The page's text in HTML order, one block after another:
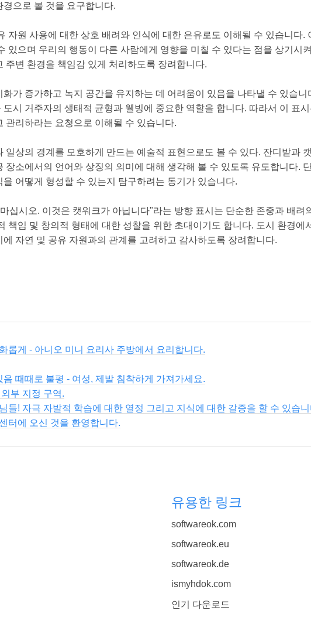
으로 볼 것을 요구합니다.
자원 사용에 대한 상호 배려와 인식에 대한 은유로도 이해될 수 있습니다.
있으며 우리의 행동이 다른 사람에게 영향을 미칠 수 있다는 점을 상기시
주변 환경을 책임감 있게 처리하도록 장려합니다.
가 증가하고 녹지 공간을 유지하는 데 어려움이 있음을 나타낼 수 있습니
시 거주자의 생태적 균형과 웰빙에 중요한 역할을 합니다. 따라서 이 표
관리하라는 요청으로 이해될 수 있습니다.
일상의 경계를 모호하게 만드는 예술적 표현으로도 볼 수 있다. 잔디밭과
장소에서의 언어와 상징의 의미에 대해 생각해 볼 수 있도록 유도합니다.
어떻게 형성할 수 있는지 탐구하려는 동기가 있습니다.
십시오. 이것은 캣워크가 아닙니다"라는 방향 표시는 단순한 존중과 배려
책임 및 창의적 형태에 대한 성찰을 위한 초대이기도 합니다. 도시 환경에
자연 및 공유 자원과의 관계를 고려하고 감사하도록 장려합니다.
롭게 - 아니오 미니 요리사 주방에서 요리합니다.
음 때때로 불평 - 여성, 제발 침착하게 가져가세요.
부 지정 구역.
들! 자극 자발적 학습에 대한 열정 그리고 지식에 대한 갈증을 할 수 있습니
터에 오신 것을 환영합니다.
유용한 링크
softwareok.com
softwareok.eu
softwareok.de
ismyhdok.com
인기 다운로드